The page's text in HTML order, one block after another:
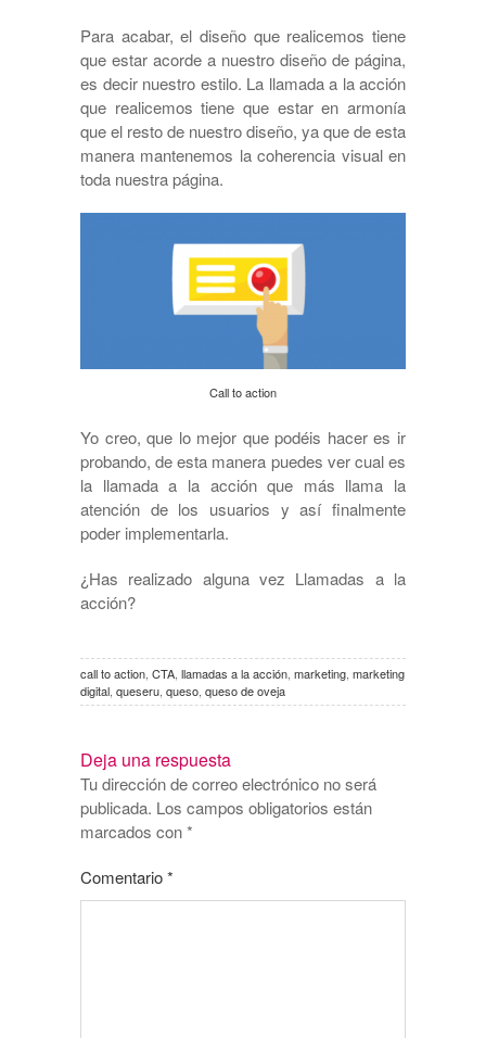
Para acabar, el diseño que realicemos tiene
que estar acorde a nuestro diseño de página,
es decir nuestro estilo. La llamada a la acción
que realicemos tiene que estar en armonía
que el resto de nuestro diseño, ya que de esta
manera mantenemos la coherencia visual en
toda nuestra página.
Call to action
Yo creo, que lo mejor que podéis hacer es ir
probando, de esta manera puedes ver cual es
la llamada a la acción que más llama la
atención de los usuarios y así finalmente
poder implementarla.
¿Has realizado alguna vez Llamadas a la
acción?
call to action CTA llamadas a la acción marketing marketing
digital queseru queso queso de oveja
Deja una respuesta
Tu dirección de correo electrónico no será
publicada. Los campos obligatorios están
marcados con*
Comentario*